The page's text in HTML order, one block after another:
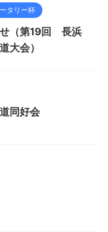
タリー杯
せ（第19回 長浜
大会）
同好会